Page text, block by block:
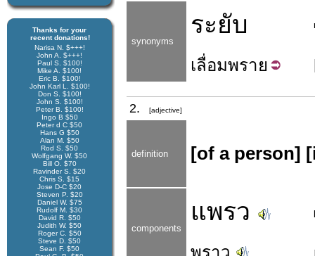
Thanks for your
recent donations!
Narisa N. $+++!
John A. $+++!
Paul S. $100!
Mike A. $100!
Eric B. $100!
John Karl L. $100!
Don S. $100!
John S. $100!
Peter B. $100!
Ingo B $50
Peter d C $50
Hans G $50
Alan M. $50
Rod S. $50
Wolfgang W. $50
Bill O. $70
Ravinder S. $20
Chris S. $15
Jose D-C $20
Steven P. $20
Daniel W. $75
Rudolf M. $30
David R. $50
Judith W. $50
Roger C. $50
Steve D. $50
Sean F. $50
synonyms
ระยับ
เลื่อมพราย
2. [adjective]
definition [of a person]
components
แพรว
พราว